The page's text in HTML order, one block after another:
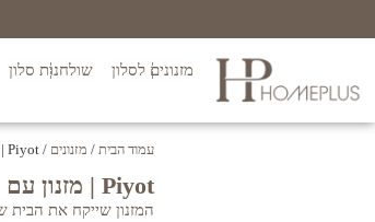
מזנונים לסלון שולחנות סלון
עמוד הבית / מזנונים / Piyot | מזנון עם רגלי X
Piyot | מזנון עם רגלי X
המזנון שייקח את הבית